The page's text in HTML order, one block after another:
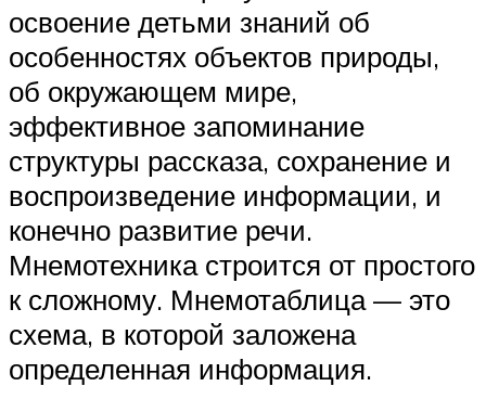
освоение детьми знаний об
особенностях объектов природы,
об окружающем мире,
эффективное запоминание
структуры рассказа, сохранение и
воспроизведение информации, и
конечно развитие речи.
Мнемотехника строится от простого
к сложному. Мнемотаблица — это
схема, в которой заложена
определенная информация.